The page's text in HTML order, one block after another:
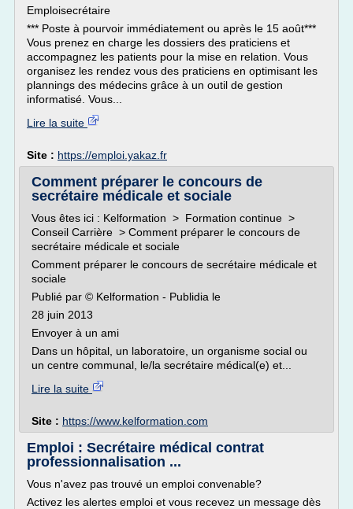
Emploisecrétaire
*** Poste à pourvoir immédiatement ou après le 15 août***
Vous prenez en charge les dossiers des praticiens et
accompagnez les patients pour la mise en relation. Vous
organisez les rendez vous des praticiens en optimisant les
plannings des médecins grâce à un outil de gestion
informatisé. Vous...
Lire la suite
Site : https://emploi.yakaz.fr
Comment préparer le concours de
secrétaire médicale et sociale
Vous êtes ici : Kelformation > Formation continue >
Conseil Carrière > Comment préparer le concours de
secrétaire médicale et sociale
Comment préparer le concours de secrétaire médicale et
sociale
Publié par © Kelformation - Publidia le
28 juin 2013
Envoyer à un ami
Dans un hôpital, un laboratoire, un organisme social ou
un centre communal, le/la secrétaire médical(e) et...
Lire la suite
Site : https://www.kelformation.com
Emploi : Secrétaire médical contrat
professionnalisation ...
Vous n'avez pas trouvé un emploi convenable?
Activez les alertes emploi et vous recevez un message dès